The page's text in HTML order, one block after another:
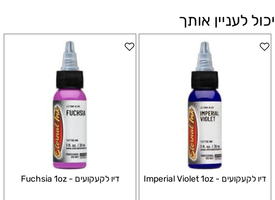
יכול לעניין אותך
דיו לקעקועים - Imperial Violet 1oz דיו לקעקועים - Fuchsia 1oz